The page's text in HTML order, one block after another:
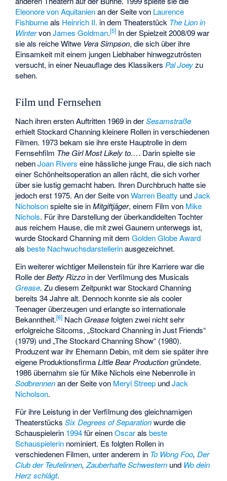
Eleonore von Aquitanienan der Seite von Laurence
Fishburneals Heinrich II. in dem Theaterstück The Lion in
WintervonJames Goldman.[5] In der Spielzeit 2008/09 war
sie als reiche Witwe Vera Simpson, die sich über ihre
Einsamkeit mit einem jungen Liebhaber hinwegzutrösten
versucht, in einer Neuauflage des Klassikers Pal Joeyzu
sehen.
Film und Fernsehen
Nach ihren ersten Auftritten 1969 in derSesamstraße
erhielt Stockard Channing kleinere Rollen in verschiedenen
Filmen. 1973 bekam sie ihre erste Hauptrolle in dem
Fernsehfilm The Girl Most Likely to…. Darin spielte sie
nebenJoan Rivers eine hässliche junge Frau, die sich nach
einer Schönheitsoperation an allen rächt, die sich vorher
über sie lustig gemacht haben. Ihren Durchbruch hatte sie
jedoch erst 1975. An der Seite vonWarren Beatty undJack
Nicholsonspielte sie inMitgiftjäger, einem Film von Mike
Nichols. Für ihre Darstellung der überkandidelten Tochter
aus reichem Hause, die mit zwei Gaunern unterwegs ist,
wurde Stockard Channing mit demGolden Globe Award
alsbeste Nachwuchsdarstellerinausgezeichnet.
Ein weiterer wichtiger Meilenstein für ihre Karriere war die
Rolle derBetty Rizzo in der Verfilmung des Musicals
Grease. Zu diesem Zeitpunkt war Stockard Channing
bereits 34 Jahre alt. Dennoch konnte sie als cooler
Teenager überzeugen und erlangte so internationale
Bekanntheit.[6] Nach Greasefolgten zwei nicht sehr
erfolgreiche Sitcoms, „Stockard Channing in Just Friends“
(1979) und „The Stockard Channing Show“ (1980).
Produzent war ihr Ehemann Debin, mit dem sie später ihre
eigene ProduktionsfirmaLittle Bear Productiongründete.
1986 übernahm sie für Mike Nichols eine Nebenrolle in
Sodbrennenan der Seite von Meryl Streep undJack
Nicholson.
Für ihre Leistung in der Verfilmung des gleichnamigen
TheaterstücksSix Degrees of Separationwurde die
Schauspielerin 1994für einenOscaralsbeste
Schauspielerin nominiert. Es folgten Rollen in
verschiedenen Filmen, unter anderem in To Wong Foo,Der
Club der Teufelinnen,Zauberhafte Schwestern und Wo dein
Herz schlägt.